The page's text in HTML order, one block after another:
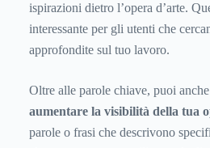
ispirazioni dietro l’opera d’arte.
interessante per gli utenti che
approfondite sul tuo lavoro.
Oltre alle parole chiave, puoi
aumentare la visibilità della tua
parole o frasi che descrivono